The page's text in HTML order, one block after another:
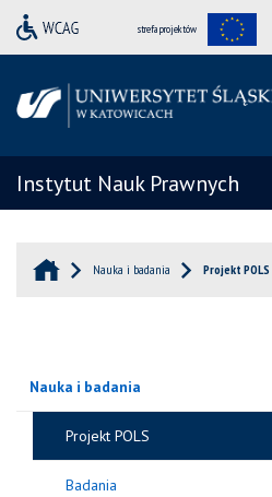
strefa projektów
Instytut Nauk Prawnych
Nauka i badania Projekt POLS
Nauka i badania
Projekt POLS
Badania